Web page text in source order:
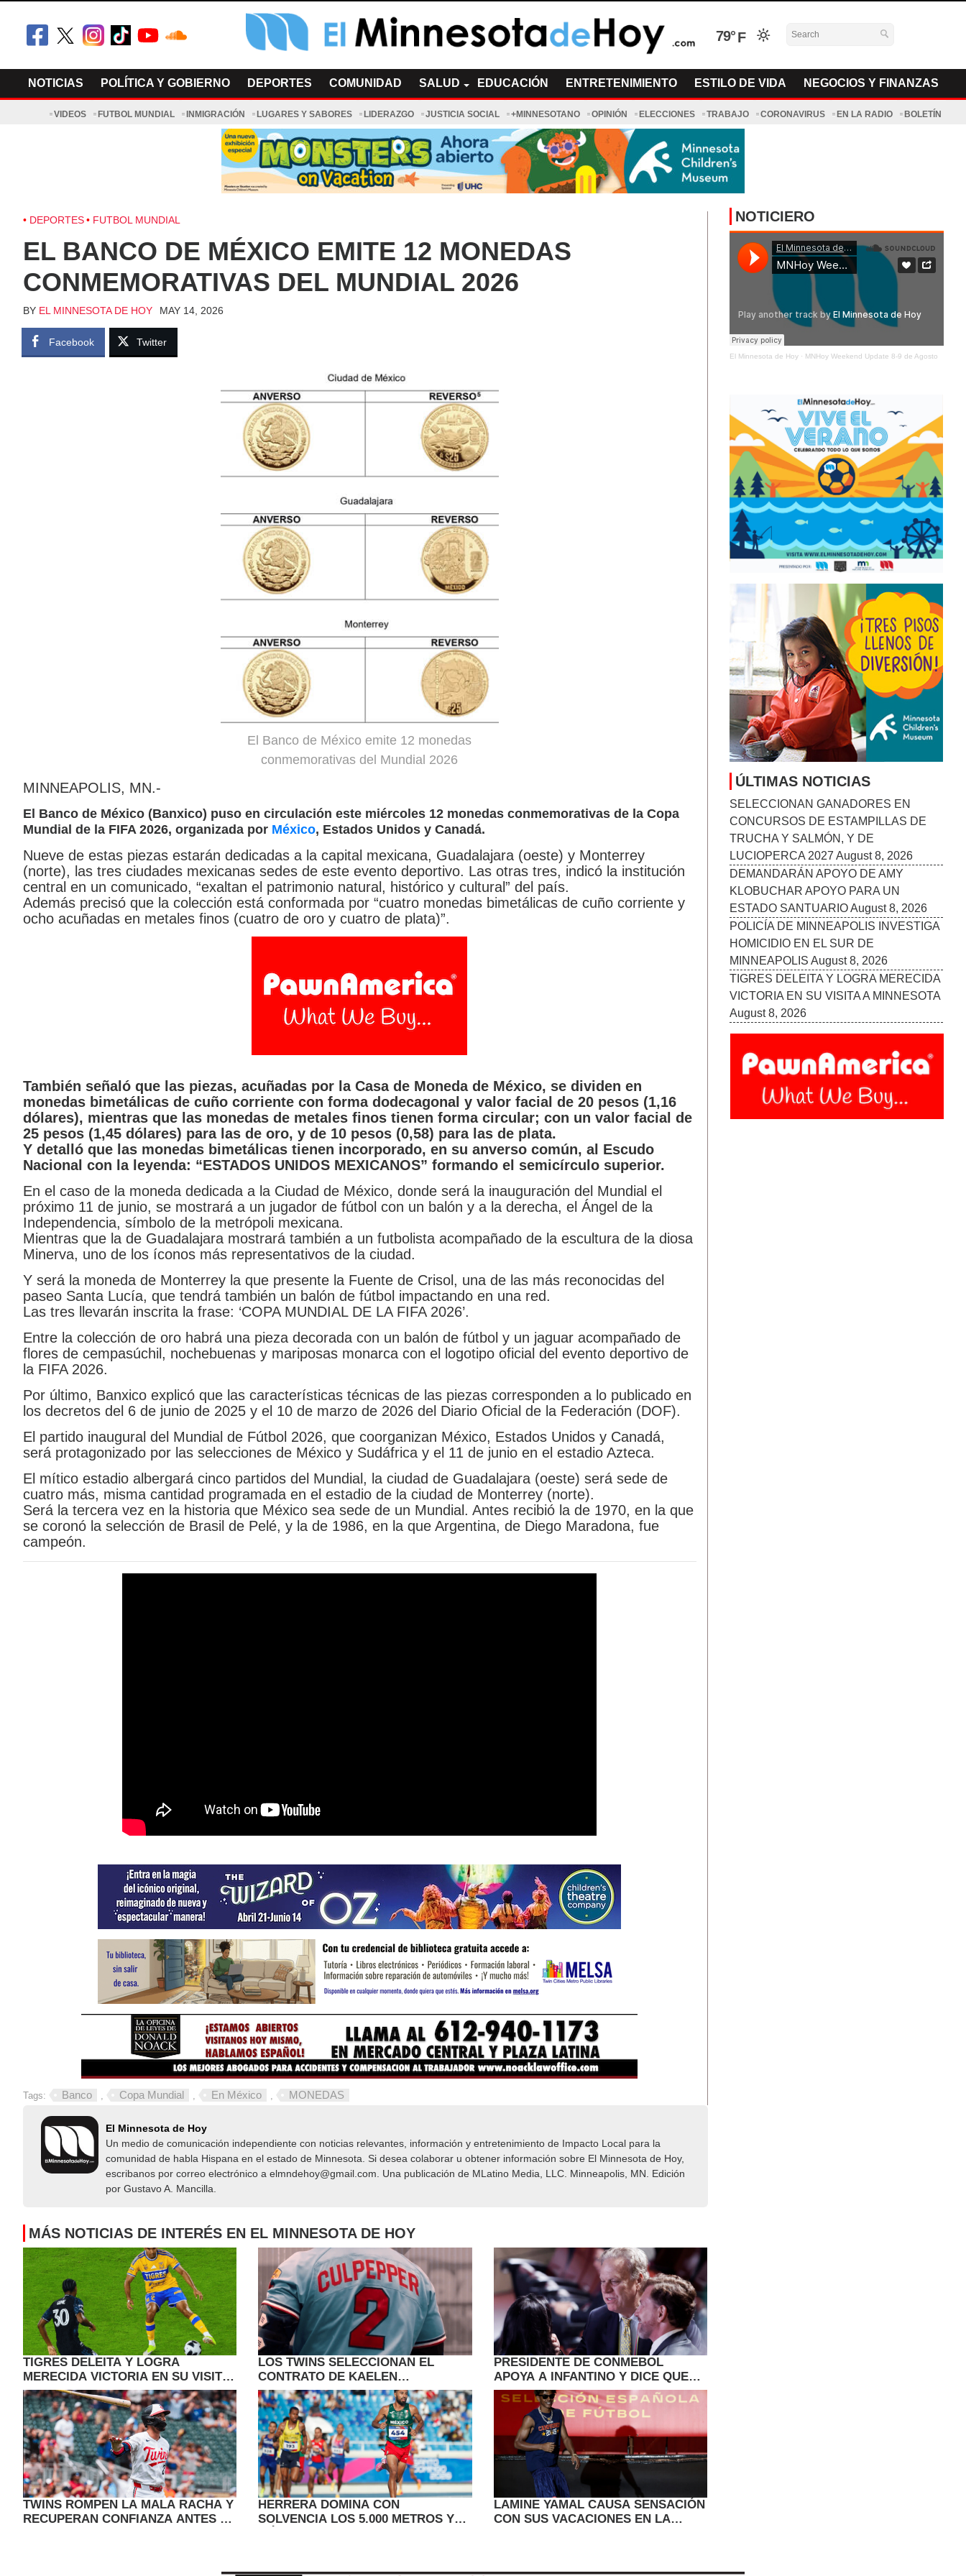
79°
NOTICIAS POLÍTICA Y GOBIERNO DEPORTES COMUNIDAD SALUD EDUCACIÓN ENTRETENIMIENTO ESTILO DE VIDA NEGOCIOS Y FINANZAS
VIDEOS FUTBOL MUNDIAL INMIGRACIÓN LUGARES Y SABORES LIDERAZGO JUSTICIA SOCIAL +MINNESOTANO OPINIÓN ELECCIONES TRABAJO CORONAVIRUS EN LA RADIO BOLETÍN
DEPORTES FUTBOL MUNDIAL
EL BANCO DE MÉXICO EMITE 12 MONEDAS
CONMEMORATIVAS DEL MUNDIAL 2026
BY EL MINNESOTA DE HOY MAY 14, 2026
Facebook Twitter
El Banco de México emite 12 monedas
conmemorativas del Mundial 2026
MINNEAPOLIS, MN.-
El Banco de México (Banxico) puso en circulación este miércoles 12 monedas conmemorativas de la Copa
Mundial de la FIFA 2026, organizada por México, Estados Unidos y Canadá.
Nueve de estas piezas estarán dedicadas a la capital mexicana, Guadalajara (oeste) y Monterrey
(norte), las tres ciudades mexicanas sedes de este evento deportivo. Las otras tres, indicó la institución
central en un comunicado, “exaltan el patrimonio natural, histórico y cultural” del país.
Además precisó que la colección está conformada por “cuatro monedas bimetálicas de cuño corriente y
ocho acuñadas en metales finos (cuatro de oro y cuatro de plata)”.
También señaló que las piezas, acuñadas por la Casa de Moneda de México, se dividen en
monedas bimetálicas de cuño corriente con forma dodecagonal y valor facial de 20 pesos (1,16
dólares), mientras que las monedas de metales finos tienen forma circular; con un valor facial de
25 pesos (1,45 dólares) para las de oro, y de 10 pesos (0,58) para las de plata.
Y detalló que las monedas bimetálicas tienen incorporado, en su anverso común, al Escudo
Nacional con la leyenda: “ESTADOS UNIDOS MEXICANOS” formando el semicírculo superior.
En el caso de la moneda dedicada a la Ciudad de México, donde será la inauguración del Mundial el
próximo 11 de junio, se mostrará a un jugador de fútbol con un balón y a la derecha, el Ángel de la
Independencia, símbolo de la metrópoli mexicana.
Mientras que la de Guadalajara mostrará también a un futbolista acompañado de la escultura de la diosa
Minerva, uno de los íconos más representativos de la ciudad.
Y será la moneda de Monterrey la que presente la Fuente de Crisol, una de las más reconocidas del
paseo Santa Lucía, que tendrá también un balón de fútbol impactando en una red.
Las tres llevarán inscrita la frase: ‘COPA MUNDIAL DE LA FIFA 2026’.
Entre la colección de oro habrá una pieza decorada con un balón de fútbol y un jaguar acompañado de
flores de cempasúchil, nochebuenas y mariposas monarca con el logotipo oficial del evento deportivo de
la FIFA 2026.
Por último, Banxico explicó que las características técnicas de las piezas corresponden a lo publicado en
los decretos del 6 de junio de 2025 y el 10 de marzo de 2026 del Diario Oficial de la Federación (DOF).
El partido inaugural del Mundial de Fútbol 2026, que coorganizan México, Estados Unidos y Canadá,
será protagonizado por las selecciones de México y Sudáfrica y el 11 de junio en el estadio Azteca.
El mítico estadio albergará cinco partidos del Mundial, la ciudad de Guadalajara (oeste) será sede de
cuatro más, misma cantidad programada en el estadio de la ciudad de Monterrey (norte).
Será la tercera vez en la historia que México sea sede de un Mundial. Antes recibió la de 1970, en la que
se coronó la selección de Brasil de Pelé, y la de 1986, en la que Argentina, de Diego Maradona, fue
campeón.
Tags: Banco , Copa Mundial , En México , MONEDAS
El Minnesota de Hoy
Un medio de comunicación independiente con noticias relevantes, información y entretenimiento de Impacto Local​​ para la
comunidad de habla Hispana en el estado de Minnesota. Si desea colaborar u obtener información sobre El Minnesota de Hoy,
escribanos por correo electrónico a elmndehoy@gmail.com. Una publicación de MLatino Media, LLC. Minneapolis, MN. Edición
por Gustavo A. Mancilla.
MÁS NOTICIAS DE INTERÉS EN EL MINNESOTA DE HOY
TIGRES DELEITA Y LOGRA
MERECIDA VICTORIA EN SU VISITA
A MINNESOTA
LOS TWINS SELECCIONAN EL
CONTRATO DE KAELEN
CULPEPPER DE LOS SAINT PAUL
SAINTS
PRESIDENTE DE CONMEBOL
APOYA A INFANTINO Y DICE QUE
NO SE PUEDE DESCONOCER SU
TRABAJO
TWINS ROMPEN LA MALA RACHA Y
RECUPERAN CONFIANZA ANTES DE
HERRERA DOMINA CON
SOLVENCIA LOS 5.000 METROS Y
LAMINE YAMAL CAUSA SENSACIÓN
CON SUS VACACIONES EN LA
NOTICIERO
El Minnesota de Hoy· MNHoy Weekend Update 8-9 de Agosto
ÚLTIMAS NOTICIAS
SELECCIONAN GANADORES EN
CONCURSOS DE ESTAMPILLAS DE
TRUCHA Y SALMÓN, Y DE
LUCIOPERCA 2027 August 8, 2026
DEMANDARÁN APOYO DE AMY
KLOBUCHAR APOYO PARA UN
ESTADO SANTUARIO August 8, 2026
POLICÍA DE MINNEAPOLIS INVESTIGA
HOMICIDIO EN EL SUR DE
MINNEAPOLIS August 8, 2026
TIGRES DELEITA Y LOGRA MERECIDA
VICTORIA EN SU VISITA A MINNESOTA
August 8, 2026